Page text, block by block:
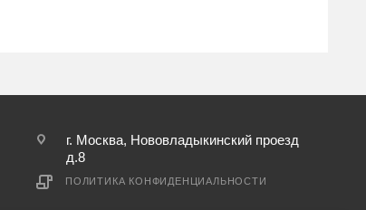
г. Москва, Нововладыкинский проезд
д.8
ПОЛИТИКА КОНФИДЕНЦИАЛЬНОСТИ